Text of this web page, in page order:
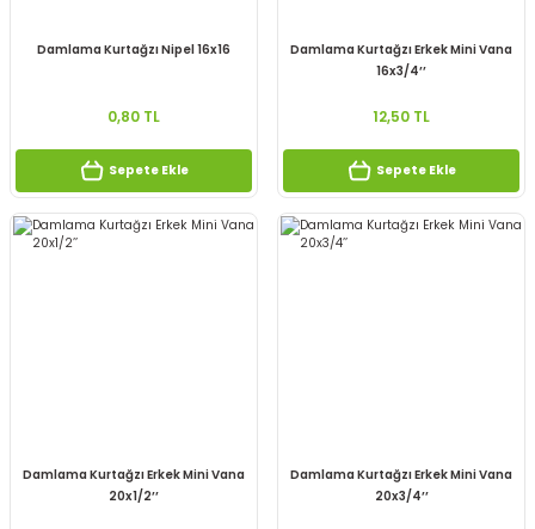
Damlama Kurtağzı Nipel 16x16
0,80 TL
Sepete Ekle
Damlama Kurtağzı Erkek Mini Vana
16x3/4’’
12,50 TL
Sepete Ekle
Damlama Kurtağzı Erkek Mini Vana
20x1/2’’
Damlama Kurtağzı Erkek Mini Vana
20x3/4’’